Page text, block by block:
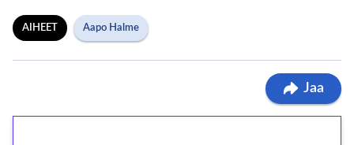
AIHEET Aapo Halme
Jaa